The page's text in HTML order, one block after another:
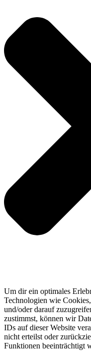
Um dir ein optimales
Technologien wie
und/oder darauf
zustimmst, können wir
IDs auf dieser Website
nicht erteilst oder
Funktionen beeinträchtigt